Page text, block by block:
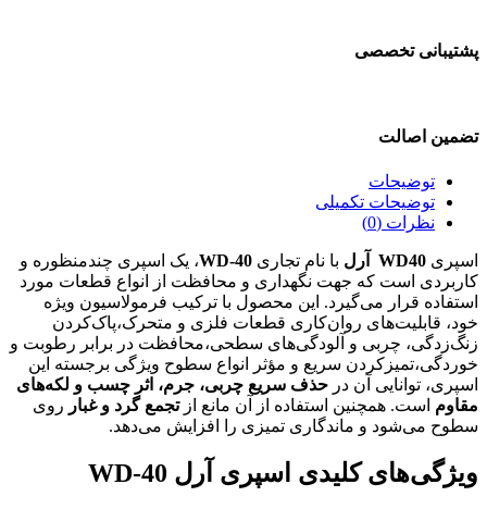
پشتیبانی تخصصی
تضمین اصالت
توضیحات
توضیحات تکمیلی
نظرات (0)
اسپری WD40 آرل با نام تجاری WD-40، یک اسپری چندمنظوره و
کاربردی است که جهت نگهداری و محافظت از انواع قطعات مورد
استفاده قرار می‌گیرد. این محصول با ترکیب فرمولاسیون ویژه
خود، قابلیت‌های روان‌کاری قطعات فلزی و متحرک،پاک‌کردن
زنگ‌زدگی، چربی و آلودگی‌های سطحی،محافظت در برابر رطوبت و
خوردگی،تمیزکردن سریع و مؤثر انواع سطوح ویژگی برجسته این
اسپری، توانایی آن در حذف سریع چربی، جرم، اثر چسب و لکه‌های
مقاوم است. همچنین استفاده از آن مانع ازتجمع گرد و غبار روی
سطوح می‌شود و ماندگاری تمیزی را افزایش می‌دهد.
ویژگی‌های کلیدی اسپری آرل WD-40